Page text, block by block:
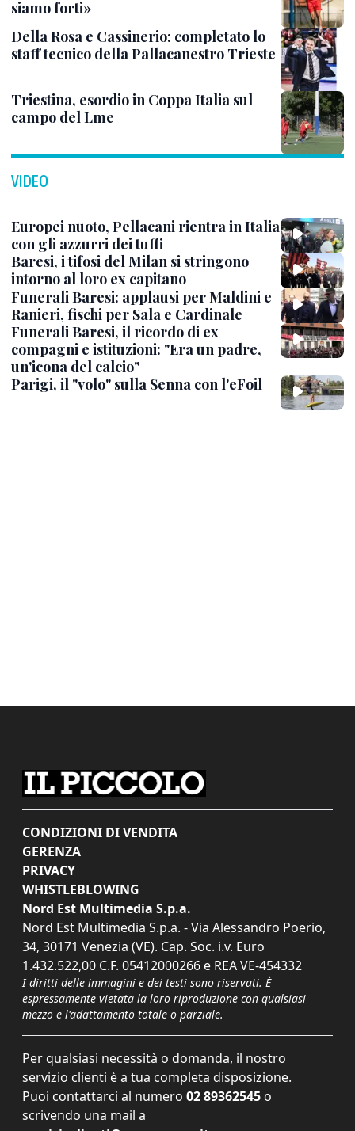
siamo forti»
Della Rosa e Cassinerio: completato lo
staff tecnico della Pallacanestro Trieste
Triestina, esordio in Coppa Italia sul
campo del Lme
VIDEO
Europei nuoto, Pellacani rientra in Italia
con gli azzurri dei tuffi
Baresi, i tifosi del Milan si stringono
intorno al loro ex capitano
Funerali Baresi: applausi per Maldini e
Ranieri, fischi per Sala e Cardinale
Funerali Baresi, il ricordo di ex
compagni e istituzioni: "Era un padre,
un'icona del calcio"
Parigi, il "volo" sulla Senna con l'eFoil
CONDIZIONI DI VENDITA
GERENZA
PRIVACY
WHISTLEBLOWING
Nord Est Multimedia S.p.a.
Nord Est Multimedia S.p.a. - Via Alessandro Poerio,
34, 30171 Venezia (VE). Cap. Soc. i.v. Euro
1.432.522,00 C.F. 05412000266 e REA VE-454332
I diritti delle immagini e dei testi sono riservati. È
espressamente vietata la loro riproduzione con qualsiasi
mezzo e l'adattamento totale o parziale.
Per qualsiasi necessità o domanda, il nostro
servizio clienti è a tua completa disposizione.
Puoi contattarci al numero 02 89362545 o
scrivendo una mail a